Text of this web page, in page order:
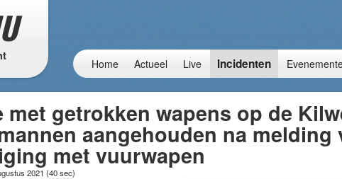
Home Actueel Live Incidenten
met getrokken wapens op de
aangehouden na melding
met vuurwapen
2021 (40 sec)